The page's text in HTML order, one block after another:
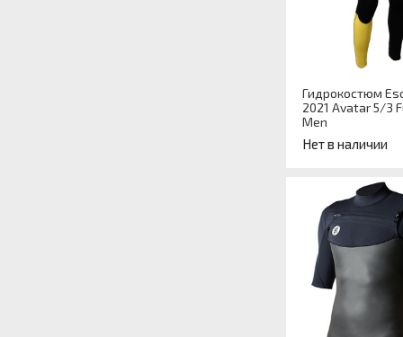
Гидрокостюм
2021 Avatar 5/3
Men
Нет в наличии
Артикул